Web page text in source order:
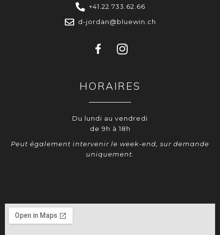
+41.22.733.62.66
d-jordan@bluewin.ch
HORAIRES
Du lundi au vendredi
de 9h à 18h
Peut également intervenir le week-end, sur demande
uniquement.